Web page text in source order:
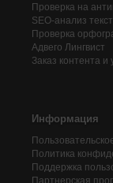
Проверка на
SEO-анализ
Проверка
Адвего Лингвист
Заказ контента и
Информация
Политика
Поддержка
Партнерская